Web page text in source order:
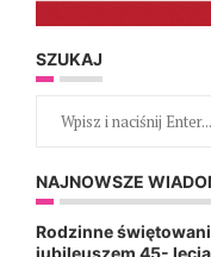
SZUKAJ
NAJNOWSZE
Rodzinne